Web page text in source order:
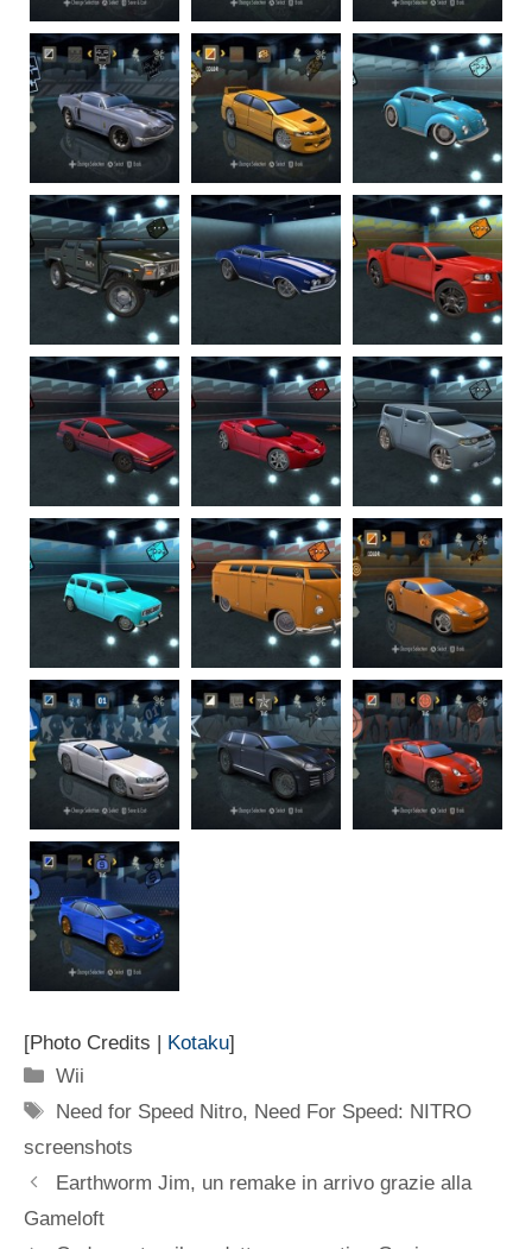
[Photo Credits | Kotaku]
Categorie
Wii
Tag
Need for Speed Nitro, Need For Speed: NITRO
screenshots
Earthworm Jim, un remake in arrivo grazie alla
Gameloft